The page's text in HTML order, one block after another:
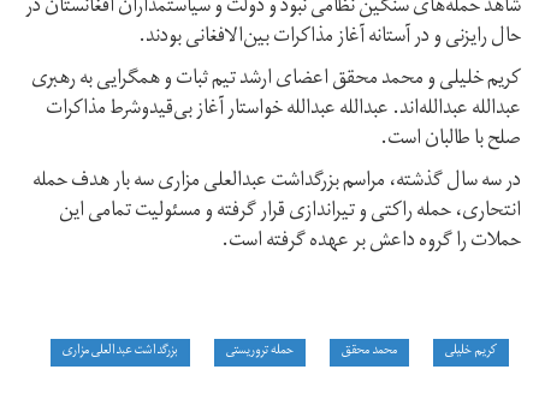
حال رایزنی و در آستانه آغاز مذاکرات بین‌الافغانی بودند.
کریم خلیلی و محمد محقق اعضای ارشد تیم ثبات و همگرایی‌ به رهبری
عبدالله عبدالله‌اند. عبدالله عبدالله خواستار آغاز بی‌قید‌و‌شرط مذاکرات
صلح با طالبان است.
در سه سال گذشته، مراسم بزرگداشت عبدالعلی مزاری سه بار هدف حمله
انتحاری، حمله راکتی و تیراندازی قرار گرفته و مسئولیت تمامی این
حملات را گروه داعش بر عهده گرفته است.
کریم خلیلی محمد محقق حمله تروریستی بزرگداشت عبدالعلی مزاری